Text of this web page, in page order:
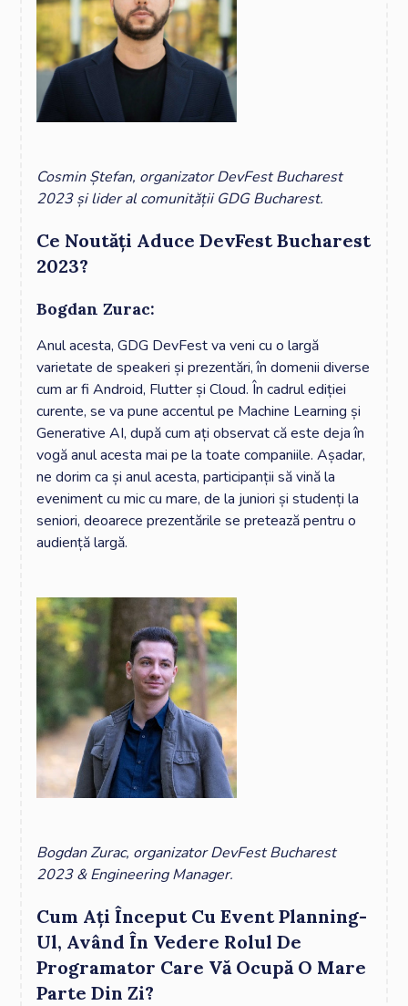
Cosmin Ștefan, organizator DevFest Bucharest
2023 și lider al comunității GDG Bucharest.
Ce Noutăți Aduce DevFest Bucharest
2023?
Bogdan Zurac:
Anul acesta, GDG DevFest va veni cu o largă
varietate de speakeri și prezentări, în domenii diverse
cum ar fi Android, Flutter și Cloud. În cadrul ediției
curente, se va pune accentul pe Machine Learning și
Generative AI, după cum ați observat că este deja în
vogă anul acesta mai pe la toate companiile. Așadar,
ne dorim ca și anul acesta, participanții să vină la
eveniment cu mic cu mare, de la juniori și studenți la
seniori, deoarece prezentările se pretează pentru o
audiență largă.
Bogdan Zurac, organizator DevFest Bucharest
2023 & Engineering Manager.
Cum Ați Început Cu Event Planning-
Ul, Având În Vedere Rolul De
Programator Care Vă Ocupă O Mare
Parte Din Zi?